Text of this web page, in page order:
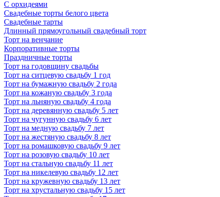
С орхидеями
Свадебные торты белого цвета
Свадебные тарты
Длинный прямоугольный свадебный торт
Торт на венчание
Корпоративные торты
Праздничные торты
Торт на годовщину свадьбы
Торт на ситцевую свадьбу 1 год
Торт на бумажную свадьбу 2 года
Торт на кожаную свадьбу 3 года
Торт на льняную свадьбу 4 года
Торт на деревянную свадьбу 5 лет
Торт на чугунную свадьбу 6 лет
Торт на медную свадьбу 7 лет
Торт на жестяную свадьбу 8 лет
Торт на ромашковую свадьбу 9 лет
Торт на розовую свадьбу 10 лет
Торт на стальную свадьбу 11 лет
Торт на никелевую свадьбу 12 лет
Торт на кружевную свадьбу 13 лет
Торт на хрустальную свадьбу 15 лет